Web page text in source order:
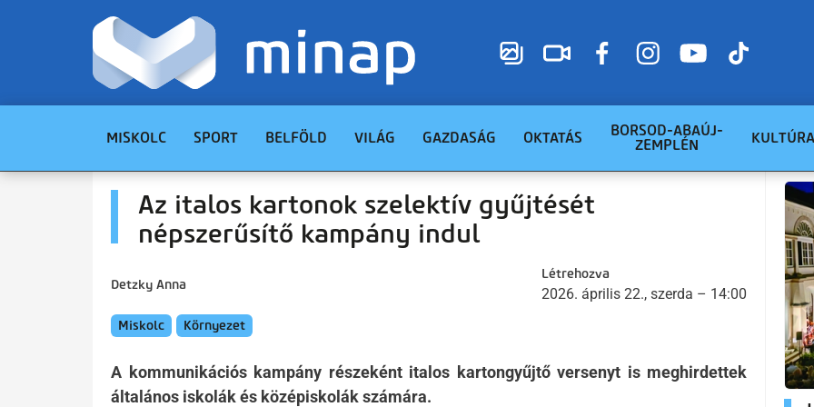
MISKOLC SPORT BELFÖLD VILÁG GAZDASÁG OKTATÁS
BORSOD-ABAÚJ-
ZEMPLÉN
KULTÚRA
Az italos kartonok szelektív gyűjtését
népszerűsítő kampány indul
Detzky Anna
Létrehozva
2026. április 22., szerda – 14:00
Miskolc Környezet
A kommunikációs kampány részeként italos kartongyűjtő versenyt is meghirdettek
általános iskolák és középiskolák számára.